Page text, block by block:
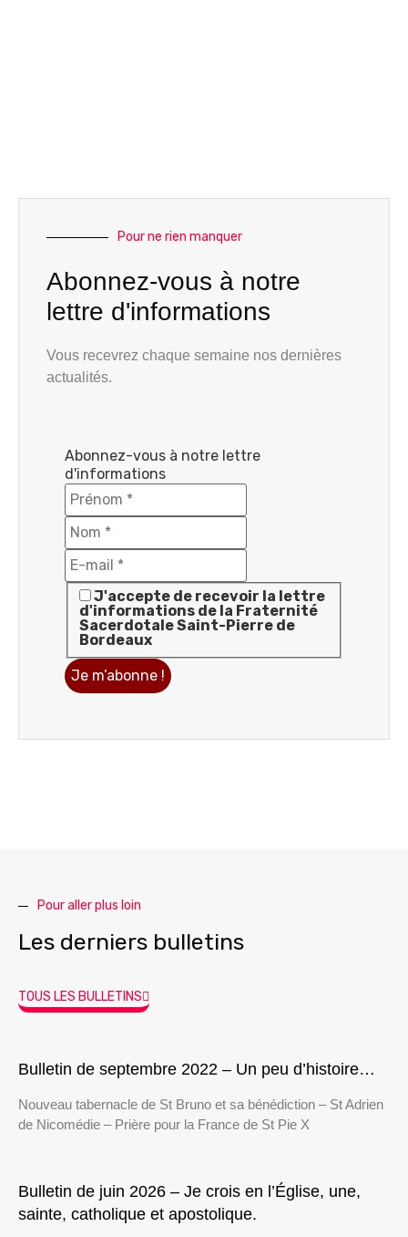
Pour ne rien manquer
Abonnez-vous à notre
lettre d'informations
Vous recevrez chaque semaine nos dernières
actualités.
Abonnez-vous à notre lettre
d'informations
J'accepte de recevoir la lettre
d'informations de la Fraternité
Sacerdotale Saint-Pierre de
Bordeaux
Pour aller plus loin
Les derniers bulletins
TOUS LES BULLETINS
Bulletin de septembre 2022 – Un peu d’histoire…
Nouveau tabernacle de St Bruno et sa bénédiction – St Adrien
de Nicomédie – Prière pour la France de St Pie X
Bulletin de juin 2026 – Je crois en l’Église, une,
sainte, catholique et apostolique.